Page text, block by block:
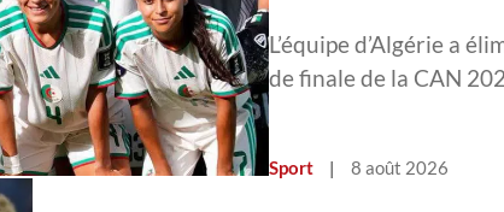
L’équipe d’Algérie a
de finale de la CAN
Sport | 8 août 2026